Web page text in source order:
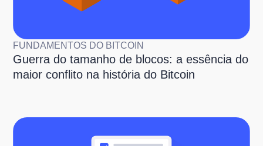
FUNDAMENTOS DO BITCOIN
Guerra do tamanho de blocos: a essência do
maior conflito na história do Bitcoin